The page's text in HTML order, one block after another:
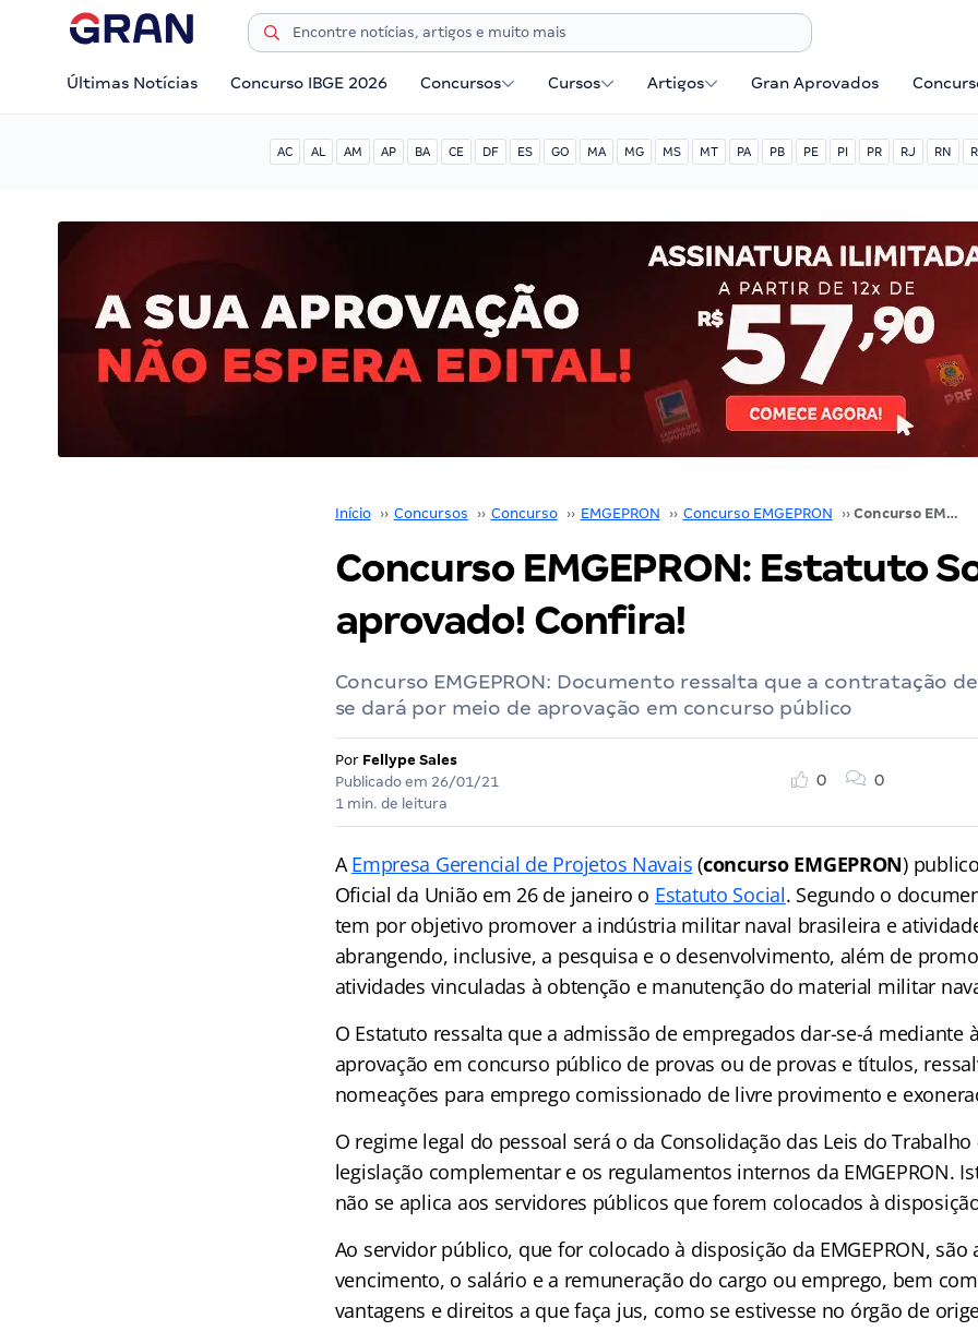
Últimas Notícias Concurso IBGE 2026 Concursos Cursos Artigos Gran Aprovados
AC AL AM AP BA CE DF ES GO MA MG MS MT PA PB PE PI PR RJ RN
Início ›› Concursos ›› Concurso ›› EMGEPRON ›› Concurso EMGEPRON ›› Concurso EMGEPRON: Estatuto Social aprovado! Confira!
Concurso EMGEPRON: Estatuto
aprovado! Confira!
Concurso EMGEPRON: Documento ressalta que a contratação
se dará por meio de aprovação em concurso público
Por Fellype Sales
Publicado em 26/01/21
1 min. de leitura
0 0
AEmpresa Gerencial de Projetos Navais (concurso EMGEPRON)
Oficial da União em 26 de janeiro o Estatuto Social. Segundo o
tem por objetivo promover a indústria militar naval brasileira e
abrangendo, inclusive, a pesquisa e o desenvolvimento, além de
atividades vinculadas à obtenção e manutenção do material militar
O Estatuto ressalta que a admissão de empregados dar-se-á mediante
aprovação em concurso público de provas ou de provas e títulos,
nomeações para emprego comissionado de livre provimento e
O regime legal do pessoal será o da Consolidação das Leis do Trabalho
legislação complementar e os regulamentos internos da EMGEPRON.
não se aplica aos servidores públicos que forem colocados à disposição
Ao servidor público, que for colocado à disposição da EMGEPRON, são
vencimento, o salário e a remuneração do cargo ou emprego, bem
vantagens e direitos a que faça jus, como se estivesse no órgão de